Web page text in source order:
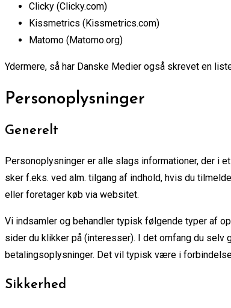
Clicky (Clicky.com)
Kissmetrics (Kissmetrics.com)
Matomo (Matomo.org)
Ydermere, så har Danske Medier også skrevet en
Personoplysninger
Generelt
Personoplysninger er alle slags informationer, der i
sker f.eks. ved alm. tilgang af indhold, hvis du
eller foretager køb via websitet.
Vi indsamler og behandler typisk følgende typer af
sider du klikker på (interesser). I det omfang du
betalingsoplysninger. Det vil typisk være i
Sikkerhed